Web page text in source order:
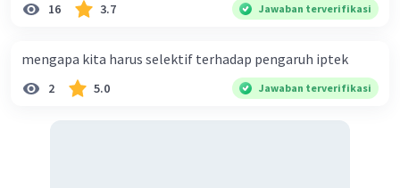
16 3.7 Jawaban terverifikasi
mengapa kita harus selektif terhadap pengaruh iptek
2 5.0 Jawaban terverifikasi